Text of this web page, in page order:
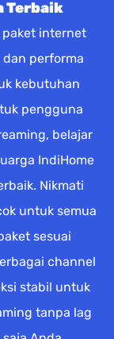
Terbaik
paket internet
performa
kebutuhan
pengguna
belajar
IndiHome
Nikmati
untuk semua
sesuai
channel
stabil untuk
tanpa lag